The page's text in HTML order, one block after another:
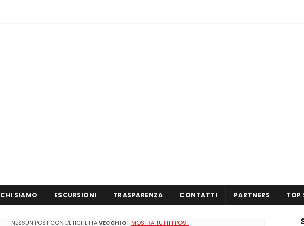
CHI SIAMO ESCURSIONI TRASPARENZA CONTATTI PARTNERS TOP
NESSUN POST CON L'ETICHETTAVECCHIO. MOSTRA TUTTI I POST